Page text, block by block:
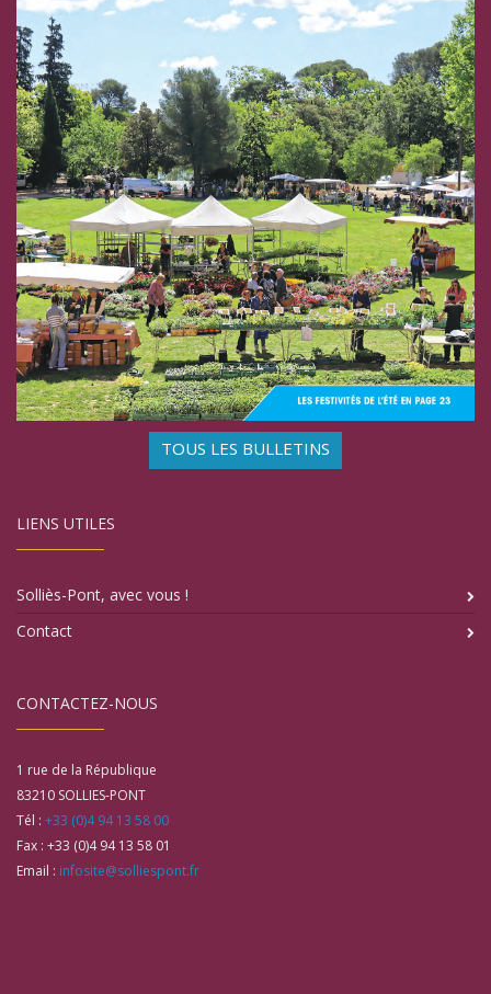
TOUS LES BULLETINS
LIENS UTILES
Solliès-Pont, avec vous !
Contact
CONTACTEZ-NOUS
1 rue de la République
83210 SOLLIES-PONT
Tél : +33 (0)4 94 13 58 00
Fax : +33 (0)4 94 13 58 01
Email : infosite@solliespont.fr